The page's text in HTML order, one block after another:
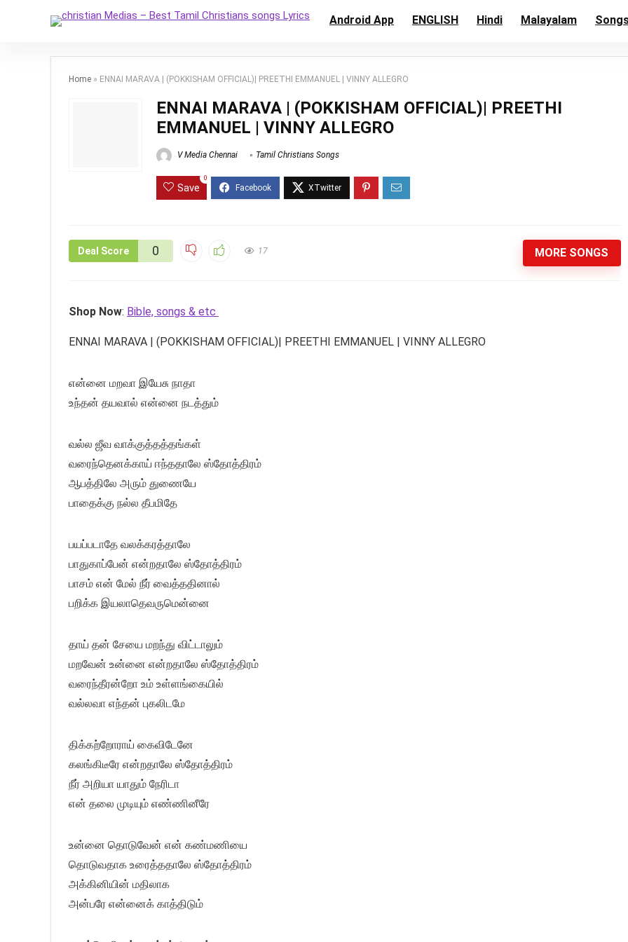
Android App ENGLISH Hindi Malayalam
Home » ENNAI MARAVA | (POKKISHAM OFFICIAL)| PREETHI EMMANUEL | VINNY ALLEGRO
ENNAI MARAVA | (POKKISHAM OFFICIAL)| PREETHI
EMMANUEL | VINNY ALLEGRO
V Media Chennai Tamil Christians Songs
Save
0
Deal Score 0 17 MORE SONGS
Shop Now: Bible, songs & etc
ENNAI MARAVA | (POKKISHAM OFFICIAL)| PREETHI EMMANUEL | VINNY ALLEGRO
என்னை மறவா இயேசு நாதா
உந்தன் தயவால் என்னை நடத்தும்
வல்ல ஜீவ வாக்குத்தத்தங்கள்
வரைந்தெனக்காய் ஈந்ததாலே ஸ்தோத்திரம்
ஆபத்திலே அரும் துணையே
பாதைக்கு நல்ல தீபமிதே
பயப்படாதே வலக்கரத்தாலே
பாதுகாப்பேன் என்றதாலே ஸ்தோத்திரம்
பாசம் என் மேல் நீர் வைத்ததினால்
பறிக்க இயலாதெவருமென்னை
தாய் தன் சேயை மறந்து விட்டாலும்
மறவேன் உன்னை என்றதாலே ஸ்தோத்திரம்
வரைந்தீரன்றோ உம் உள்ளங்கையில்
வல்லவா எந்தன் புகலிடமே
திக்கற்றோராய் கைவிடேனே
கலங்கிடீரே என்றதாலே ஸ்தோத்திரம்
நீர் அறியா யாதும் நேரிடா
என் தலை முடியும் எண்ணினீரே
உன்னை தொடுவேன் என் கண்மணியை
தொடுவதாக உரைத்ததாலே ஸ்தோத்திரம்
அக்கினியின் மதிலாக
அன்பரே என்னைக் காத்திடும்